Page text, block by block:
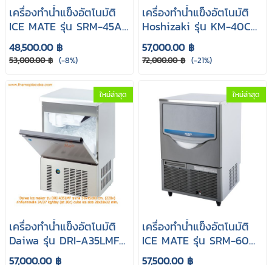
เครื่องทำน้ำแข็งอัตโนมัติ
ICE MATE รุ่น SRM-45A
(Full Cube cap 41kg.)
48,500.00 ฿
53,000.00 ฿ (-8%)
เครื่องทำน้ำแข็งอัตโนมัติ
Hoshizaki รุ่น KM-40C
(Crescent cap 33kg.)
57,000.00 ฿
72,000.00 ฿ (-21%)
ใหม่ล่าสุด
เครื่องทำน้ำแข็งอัตโนมัติ
Daiwa รุ่น DRI-A35LMF
(Cube cap 42 kg.)
57,000.00 ฿
ใหม่ล่าสุด
เครื่องทำน้ำแข็งอัตโนมัติ
ICE MATE รุ่น SRM-60A
(Full Cube cap 60kg.)
57,500.00 ฿